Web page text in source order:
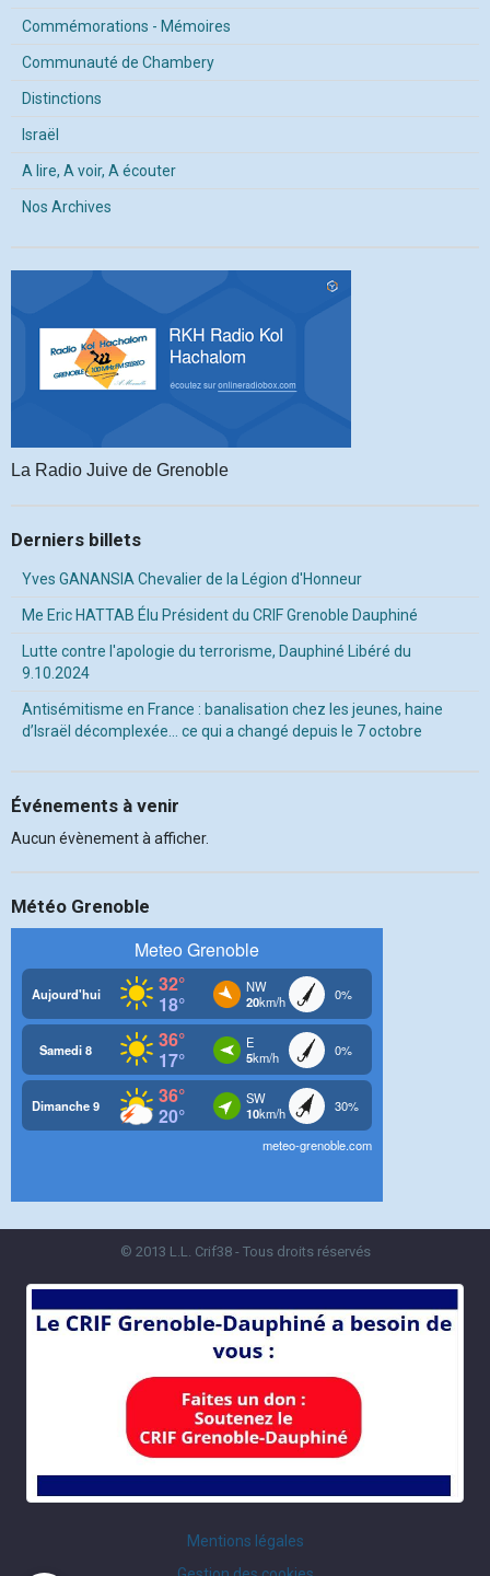
Commémorations - Mémoires
Communauté de Chambery
Distinctions
Israël
A lire, A voir, A écouter
Nos Archives
La Radio Juive de Grenoble
Derniers billets
Yves GANANSIA Chevalier de la Légion d'Honneur
Me Eric HATTAB Élu Président du CRIF Grenoble Dauphiné
Lutte contre l'apologie du terrorisme, Dauphiné Libéré du
9.10.2024
Antisémitisme en France : banalisation chez les jeunes, haine
d’Israël décomplexée… ce qui a changé depuis le 7 octobre
Événements à venir
Aucun évènement à afficher.
Météo Grenoble
© 2013 L.L. Crif38 - Tous droits réservés
Mentions légales